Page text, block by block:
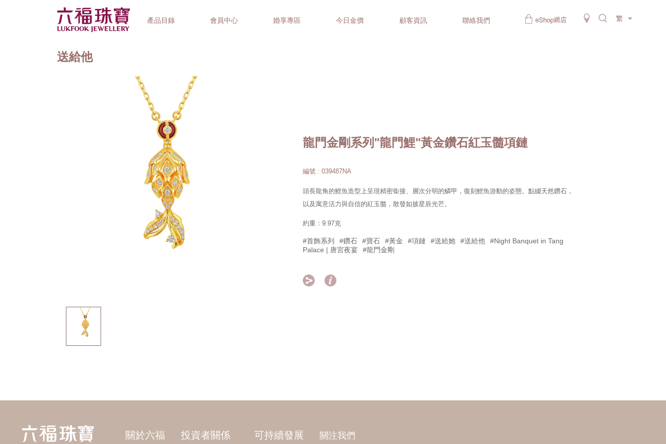
產品目錄 會員中心 婚享專區 今日金價 顧客資訊 聯絡我們 繁
精選禮品
送給他
龍門金剛系列"龍門鯉"黃金鑽石紅玉髓項鏈
編號 : 039487NA
頭長龍角的鯉魚造型上呈現精密銜接、層次分明的鱗甲，復刻鯉魚游動的姿態。點綴天然鑽石，
以及寓意活力與自信的紅玉髓，散發如披星辰光芒。
約重：9.97克
#首飾系列 #鑽石 #寶石 #黃金 #項鏈 #送給她 #送給他
#Night Banquet in Tang
Palace | 唐宮夜宴
#龍門金剛
 
關於六福 投資者關係 可持續發展 關注我們